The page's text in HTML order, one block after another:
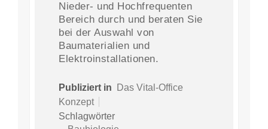
Nieder- und Hochfrequenten
Bereich durch und beraten Sie
bei der Auswahl von
Baumaterialien und
Elektroinstallationen.
Publiziert in
Das Vital-Office
Konzept
Schlagwörter